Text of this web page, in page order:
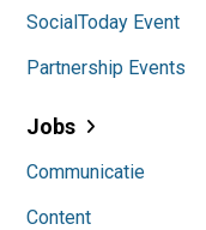
SocialToday Event
Partnership Events
Jobs
Communicatie
Content